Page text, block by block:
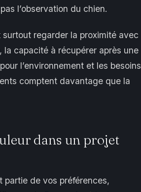
l’observation du chien.
regarder la proximité avec
la capacité à récupérer après une
l’environnement et les besoins
comptent davantage que la
dans un projet
partie de vos préférences,